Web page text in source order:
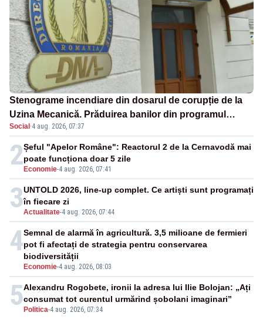
Stenograme incendiare din dosarul de corupție de la
Uzina Mecanică. Prăduirea banilor din programul
SAFE, interceptată de DNA
Social ·4 aug. 2026, 07:37
2 Economie-4 aug. 2026, 07:41
Șeful "Apelor Române": Reactorul 2 de la Cernavodă mai
poate funcționa doar 5 zile
3Actualitate-4 aug. 2026, 07:44
UNTOLD 2026, line-up complet. Ce artiști sunt programați
în fiecare zi
4
Economie-4 aug. 2026, 08:03
Semnal de alarmă în agricultură. 3,5 milioane de fermieri
pot fi afectați de strategia pentru conservarea
biodiversității
5 Politica-4 aug. 2026, 07:34
Alexandru Rogobete, ironii la adresa lui Ilie Bolojan: „Ați
consumat tot curentul urmărind șobolani imaginari”